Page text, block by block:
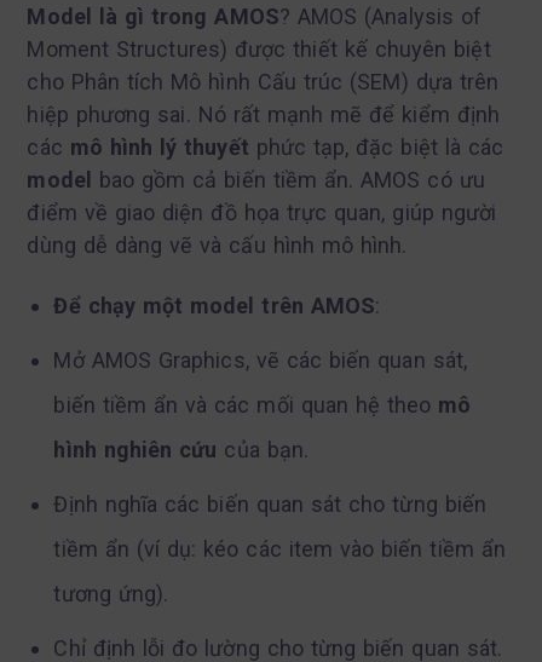
Model là gì trong AMOS? AMOS (Analysis of
Moment Structures) được thiết kế chuyên biệt
cho Phân tích Mô hình Cấu trúc (SEM) dựa trên
hiệp phương sai. Nó rất mạnh mẽ để kiểm định
các mô hình lý thuyết phức tạp, đặc biệt là các
model bao gồm cả biến tiềm ẩn. AMOS có ưu
điểm về giao diện đồ họa trực quan, giúp người
dùng dễ dàng vẽ và cấu hình mô hình.
Để chạy một model trên AMOS:
Mở AMOS Graphics, vẽ các biến quan sát,
biến tiềm ẩn và các mối quan hệ theo mô
hình nghiên cứu của bạn.
Định nghĩa các biến quan sát cho từng biến
tiềm ẩn (ví dụ: kéo các item vào biến tiềm ẩn
tương ứng).
Chỉ định lỗi đo lường cho từng biến quan sát.